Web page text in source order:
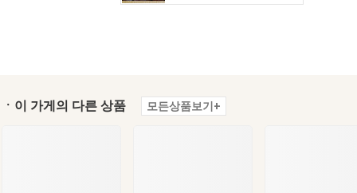
ㆍ이 가게의 다른 상품 모든상품보기+